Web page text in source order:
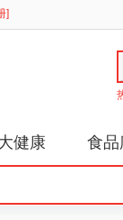
]
健康 食品